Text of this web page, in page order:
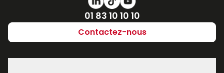
Numéro de téléphone
01 83 10 10 10
Contactez-nous